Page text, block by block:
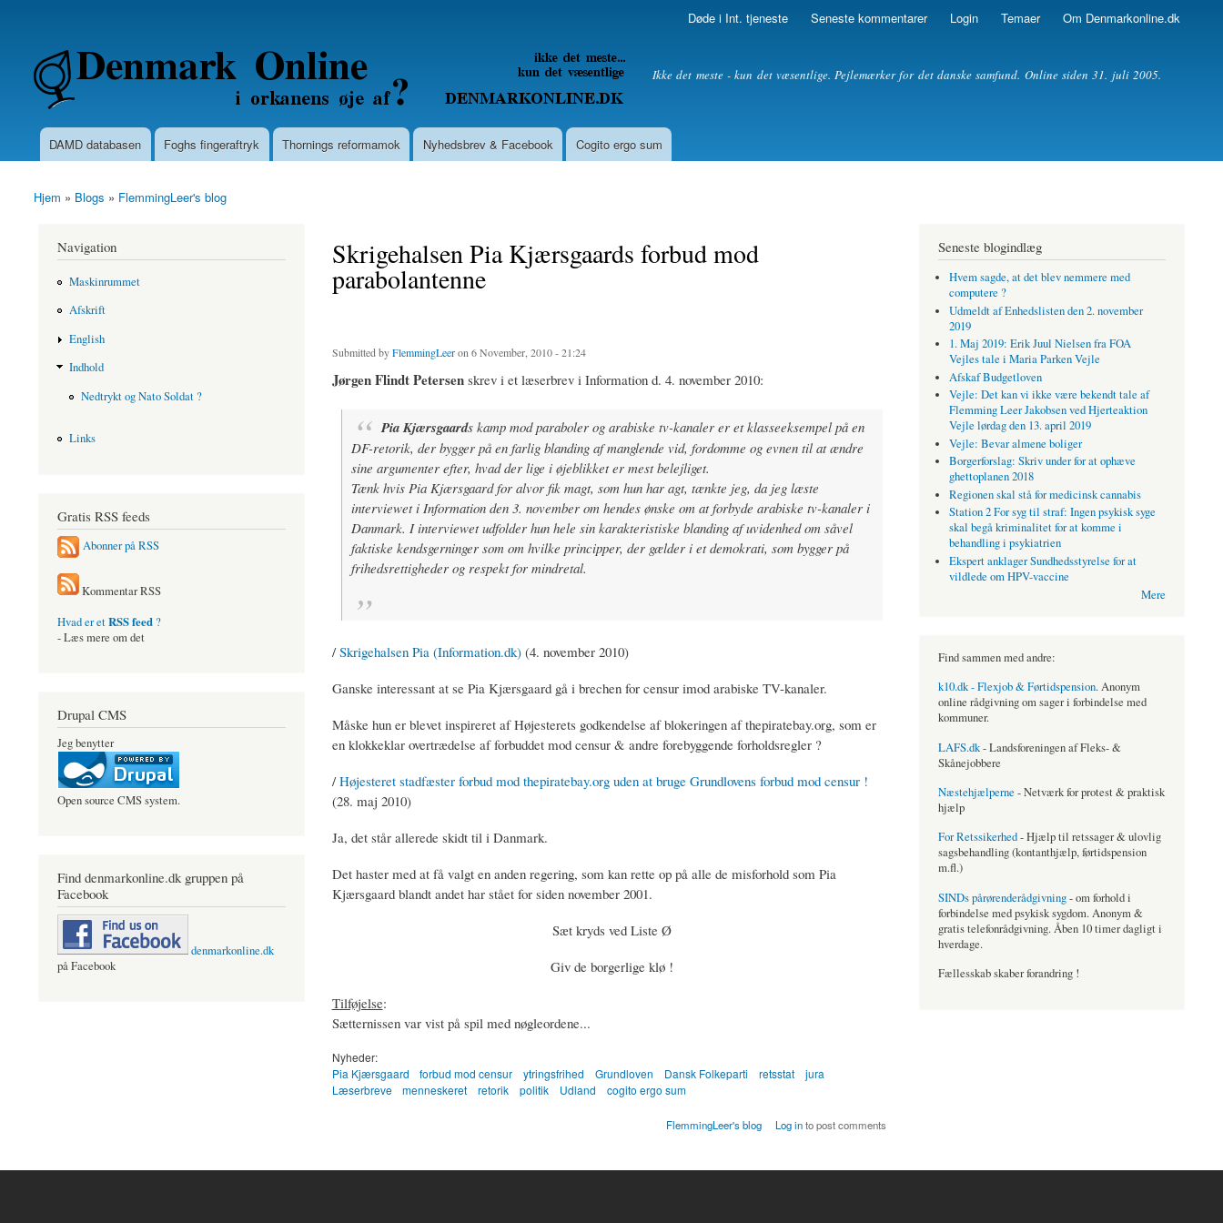
content
Døde i Int. tjeneste Seneste kommentarer Login Temaer Om Denmarkonline.dk
Denmarkonline.dk - blognyheder om politik Ikke det meste - kun det væsentlige. Pejlemærker for det danske samfund. Online siden 31. juli 2005.
Main menu
DAMD databasen Foghs fingeraftryk Thornings reformamok Nyhedsbrev & Facebook Cogito ergo sum
You are here
Hjem » Blogs » FlemmingLeer's blog
Skrigehalsen Pia Kjærsgaards forbud mod
parabolantenne
Submitted byFlemmingLeeron 6 November, 2010 - 21:24
Jørgen Flindt Petersenskrev i et læserbrev i Information d. 4. november 2010:
Pia Kjærsgaards kamp mod paraboler og arabiske tv-kanaler er et klasseeksempel på en
DF-retorik, der bygger på en farlig blanding af manglende vid, fordomme og evnen til at ændre
sine argumenter efter, hvad der lige i øjeblikket er mest belejliget.
Tænk hvis Pia Kjærsgaard for alvor fik magt, som hun har agt, tænkte jeg, da jeg læste
interviewet i Information den 3. november om hendes ønske om at forbyde arabiske tv-kanaler i
Danmark. I interviewet udfolder hun hele sin karakteristiske blanding af uvidenhed om såvel
faktiske kendsgerninger som om hvilke principper, der gælder i et demokrati, som bygger på
frihedsrettigheder og respekt for mindretal.
/Skrigehalsen Pia (Information.dk)(4. november 2010)
Ganske interessant at se Pia Kjærsgaard gå i brechen for censur imod arabiske TV-kanaler.
Måske hun er blevet inspireret af Højesterets godkendelse af blokeringen af thepiratebay.org, som er
en klokkeklar overtrædelse af forbuddet mod censur & andre forebyggende forholdsregler ?
/Højesteret stadfæster forbud mod thepiratebay.org uden at bruge Grundlovens forbud mod censur !
(28. maj 2010)
Ja, det står allerede skidt til i Danmark.
Det haster med at få valgt en anden regering, som kan rette op på alle de misforhold som Pia
Kjærsgaard blandt andet har stået for siden november 2001.
Sæt kryds ved Liste Ø
Giv de borgerlige klø !
Tilføjelse:
Sætternissen var vist på spil med nøgleordene...
Nyheder:
Pia Kjærsgaard
forbud mod censur ytringsfrihed Grundloven Dansk Folkeparti retsstat
jura
Læserbreve
menneskeret retorik politik Udland cogito ergo sum
FlemmingLeer's blog Log into post comments
Navigation
Maskinrummet
Afskrift
English
Indhold
Nedtrykt og Nato Soldat ?
Links
Gratis RSS feeds
Abonner på RSS
Kommentar RSS
Hvad er etRSS feed ?
- Læs mere om det
Drupal CMS
Jeg benytter
Open source CMS system.
Find denmarkonline.dk gruppen på
Facebook
denmarkonline.dk
på Facebook
Seneste blogindlæg
Hvem sagde, at det blev nemmere med
computere ?
Udmeldt af Enhedslisten den 2. november
2019
1. Maj 2019: Erik Juul Nielsen fra FOA
Vejles tale i Maria Parken Vejle
Afskaf Budgetloven
Vejle: Det kan vi ikke være bekendt tale af
Flemming Leer Jakobsen ved Hjerteaktion
Vejle lørdag den 13. april 2019
Vejle: Bevar almene boliger
Borgerforslag: Skriv under for at ophæve
ghettoplanen 2018
Regionen skal stå for medicinsk cannabis
Station 2 For syg til straf: Ingen psykisk syge
skal begå kriminalitet for at komme i
behandling i psykiatrien
Ekspert anklager Sundhedsstyrelse for at
vildlede om HPV-vaccine
Mere
Find sammen med andre:
k10.dk - Flexjob & Førtidspension. Anonym
online rådgivning om sager i forbindelse med
kommuner.
LAFS.dk- Landsforeningen af Fleks- &
Skånejobbere
Næstehjælperne - Netværk for protest & praktisk
hjælp
For Retssikerhed- Hjælp til retssager & ulovlig
sagsbehandling (kontanthjælp, førtidspension
m.fl.)
SINDs pårørenderådgivning- om forhold i
forbindelse med psykisk sygdom. Anonym &
gratis telefonrådgivning. Åben 10 timer dagligt i
hverdage.
Fællesskab skaber forandring !